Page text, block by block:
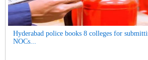
Hyderabad police books 8 colleges for
NOCs...